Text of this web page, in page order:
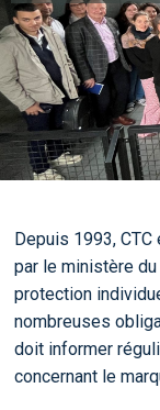
Depuis 1993, CTC
par le ministère
protection
nombreuses
doit informer
concernant le